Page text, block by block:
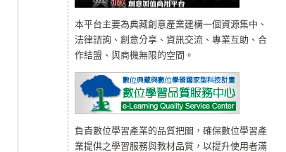
本平台主要為典藏創意產業建構一個資源集中、
法律諮詢、創意分享、資訊交流、專業互助、合
作結盟、與商機無限的空間。
負責數位學習產業的品質把關，確保數位學習產
業提供之學習服務與教材品質，以提升使用者滿